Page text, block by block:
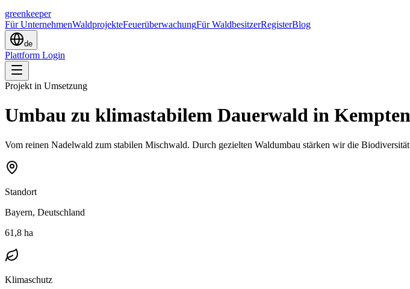
greenkeeper
Für UnternehmenWaldprojekteFeuerüberwachungFür WaldbesitzerRegisterBlog
de
Plattform Login
Projekt in Umsetzung
Umbau zu klimastabilem Dauerwald in
Vom reinen Nadelwald zum stabilen Mischwald. Durch gezielten Waldumbau stärken wir die
Standort
Bayern, Deutschland
61,8 ha
Klimaschutz